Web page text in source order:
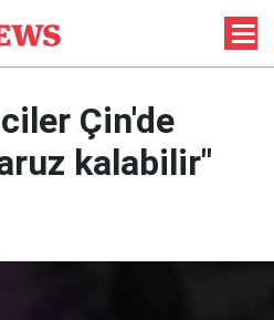
Çin'de
kalabilir"